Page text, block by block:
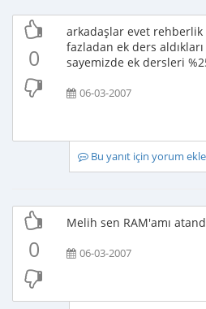
0
arkadaşlar evet
fazladan ek ders
sayemizde ek dersleri
06-03-2007
Bu yanıt için yorum
0
Melih sen RAM'amı
06-03-2007